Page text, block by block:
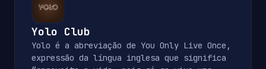
Yolo Club
Yolo é a abreviação de You Only Live Once,
expressão da língua inglesa que significa